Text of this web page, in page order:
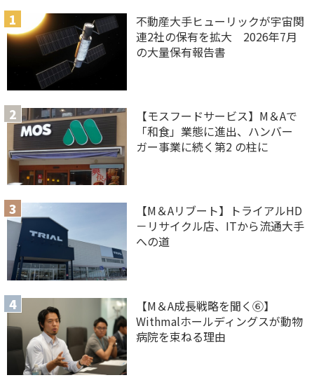
不動産大手ヒューリックが宇宙関
連2社の保有を拡大 2026年7月
の大量保有報告書
【モスフードサービス】M＆Aで
「和食」業態に進出、ハンバー
ガー事業に続く第2 の柱に
【M＆Aリブート】トライアルHD
－リサイクル店、ITから流通大手
への道
【M＆A 成長戦略を聞く⑥】
Withmalホールディングスが動物
病院を束ねる理由